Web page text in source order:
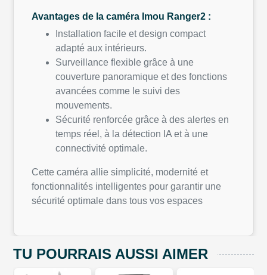
Avantages de la caméra Imou Ranger2 :
Installation facile et design compact
adapté aux intérieurs.
Surveillance flexible grâce à une
couverture panoramique et des fonctions
avancées comme le suivi des
mouvements.
Sécurité renforcée grâce à des alertes en
temps réel, à la détection IA et à une
connectivité optimale.
Cette caméra allie simplicité, modernité et
fonctionnalités intelligentes pour garantir une
sécurité optimale dans tous vos espaces
TU POURRAIS AUSSI AIMER